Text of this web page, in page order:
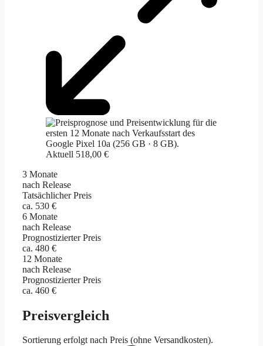
Aktuell 518,00 €
3 Monate
nach Release
Tatsächlicher Preis
ca. 530 €
6 Monate
nach Release
Prognostizierter Preis
ca. 480 €
12 Monate
nach Release
Prognostizierter Preis
ca. 460 €
Preisvergleich
Sortierung erfolgt nach Preis (ohne Versandkosten).